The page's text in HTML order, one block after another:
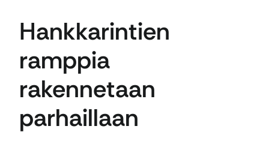
Hankkarintien
ramppia
rakennetaan
parhaillaan